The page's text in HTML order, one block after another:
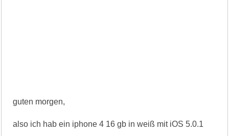
guten morgen,
also ich hab ein iphone 4 16 gb in weiß mit iOS 5.0.1